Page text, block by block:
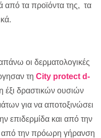
από τα προϊόντα της, τα
οι δερματολογικές
τη City protect d-
έξι δραστικών ουσιών
για να αποτοξινώσει
επιδερμίδα και από την
από την πρόωρη γήρανση